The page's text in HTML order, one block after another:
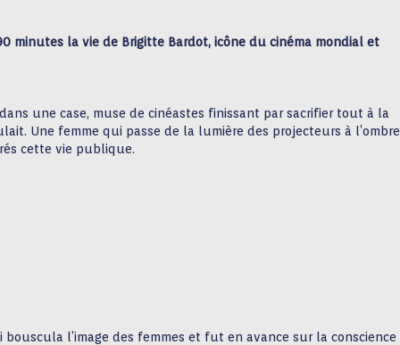
minutes la vie de Brigitte Bardot, icône du cinéma mondial et
une case, muse de cinéastes finissant par sacrifier tout à la
Une femme qui passe de la lumière des projecteurs à l’ombre
cette vie publique.
l’image des femmes et fut en avance sur la conscience